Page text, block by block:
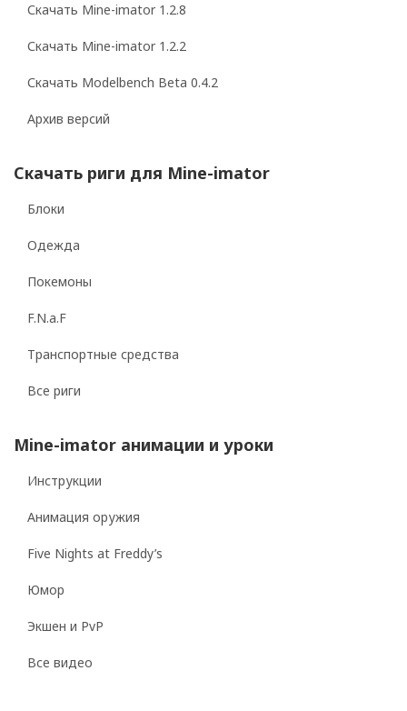
Скачать Mine-imator 1.2.8
Скачать Mine-imator 1.2.2
Скачать Modelbench Beta 0.4.2
Архив версий
Скачать риги для Mine-imator
Блоки
Одежда
Покемоны
F.N.a.F
Транспортные средства
Все риги
Mine-imator анимации и уроки
Инструкции
Анимация оружия
Five Nights at Freddy’s
Юмор
Экшен и PvP
Все видео